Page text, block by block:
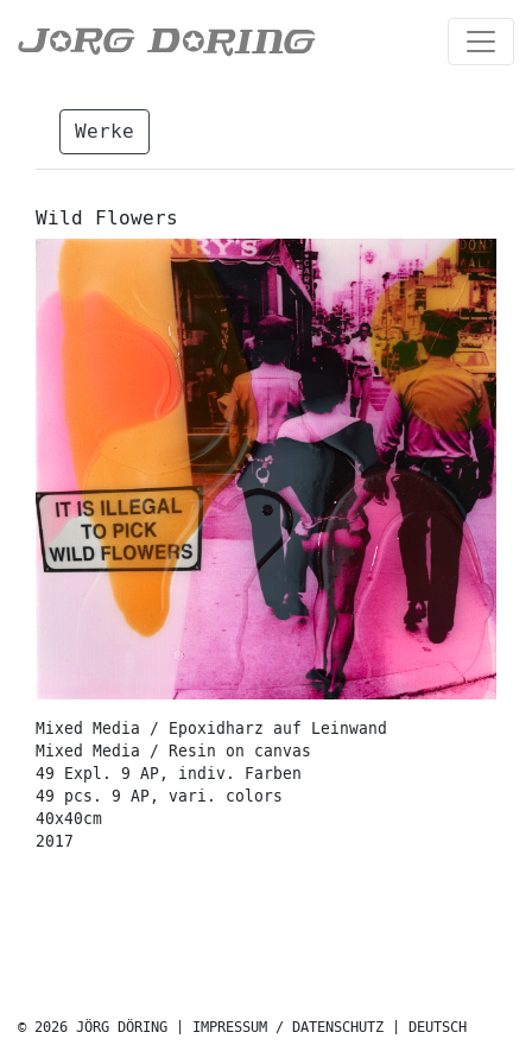
Werke
Wild Flowers
Mixed Media / Epoxidharz auf Leinwand
Mixed Media / Resin on canvas
49 Expl. 9 AP, indiv. Farben
49 pcs. 9 AP, vari. colors
40x40cm
2017
© 2026 JÖRG DÖRING | IMPRESSUM / DATENSCHUTZ DEUTSCH